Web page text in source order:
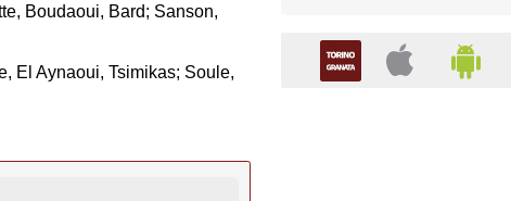
Boudaoui, Bard; Sanson,
El Aynaoui, Tsimikas; Soule,